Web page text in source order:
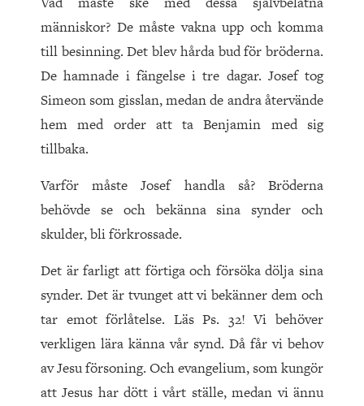
människor? De måste vakna upp och komma
till besinning. Det blev hårda bud för bröderna.
De hamnade i fängelse i tre dagar. Josef tog
Simeon som gisslan, medan de andra återvände
hem med order att ta Benjamin med sig
tillbaka.
Varför måste Josef handla så? Bröderna
behövde se och bekänna sina synder och
skulder, bli förkrossade.
Det är farligt att förtiga och försöka dölja sina
synder. Det är tvunget att vi bekänner dem och
tar emot förlåtelse. Läs Ps. 32! Vi behöver
verkligen lära känna vår synd. Då får vi behov
av Jesu försoning. Och evangelium, som kungör
att Jesus har dött i vårt ställe, medan vi ännu